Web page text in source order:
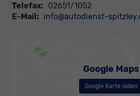
Telefax: 02651/1052
E-Mail: info@autodienst-
Google Maps
Google Karte laden